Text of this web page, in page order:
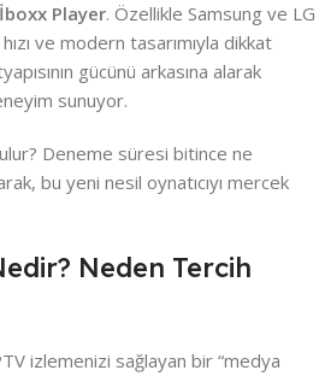
İboxx Player. Özellikle Samsung ve LG
ve modern tasarımıyla dikkat
gücünü arkasına alarak
sunuyor.
Deneme süresi bitince ne
bu yeni nesil oynatıcıyı mercek
Neden Tercih
izlemenizi sağlayan bir “medya